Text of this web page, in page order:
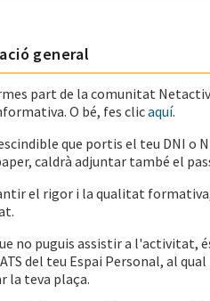
general
part de la comunitat
O bé, fes clicaquí.
que portis el teu DNI o
caldrà adjuntar també el
el rigor i la qualitat
no puguis assistir a l'activitat,
del teu Espai Personal, al
la teva plaça.